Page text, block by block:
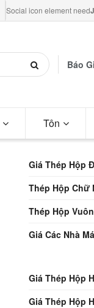
Social icon element need
Báo
Tôn
Giá Thép Hộp
Thép Hộp Chữ
Thép Hộp
Giá Các Nhà
Giá Thép Hộp
Giá Thép Hộp